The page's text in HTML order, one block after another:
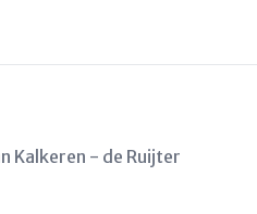
Kalkeren - de Ruijter